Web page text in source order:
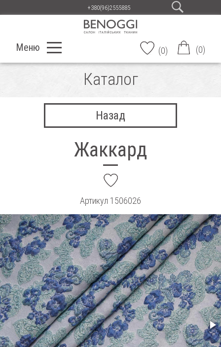
+380(96)2555885
Меню (0) (0)
Каталог
Назад
Жаккард
Артикул 1506026